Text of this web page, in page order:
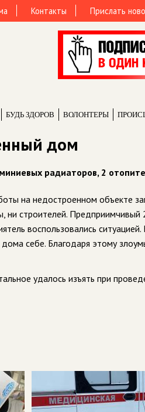
Контакты Прислать
БУДЬ ЗДОРОВ ВОЛОНТЕРЫ
дом
радиаторов, 2
на недостроенном объекте
строителей. Предприимчивый
воспользовались
себе. Благодаря этому
удалось изъять при